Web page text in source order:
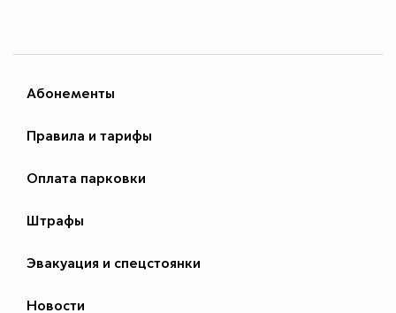
Абонементы
Правила и тарифы
Оплата парковки
Штрафы
Эвакуация и спецстоянки
Новости